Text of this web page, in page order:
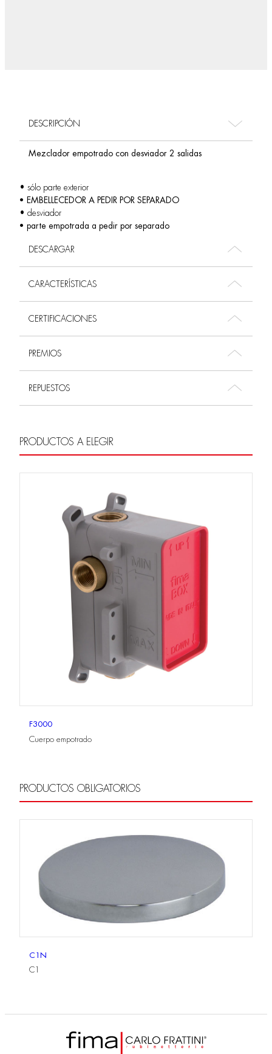
DESCRIPCIÓN
Mezclador empotrado con desviador 2 salidas
• sólo parte exterior
• EMBELLECEDOR A PEDIR POR SEPARADO
• desviador
• parte empotrada a pedir por separado
DESCARGAR
CARACTERÍSTICAS
CERTIFICACIONES
PREMIOS
REPUESTOS
PRODUCTOS A ELEGIR
F3000
Cuerpo empotrado
PRODUCTOS OBLIGATORIOS
C1N
C1